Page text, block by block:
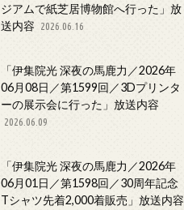
ジアムで紙芝居博物館へ行った」放
送内容
2026.06.16
「伊集院光 深夜の馬鹿力／2026年
06月08日／第1599回／3Dプリンタ
ーの展示会に行った」放送内容
2026.06.09
「伊集院光 深夜の馬鹿力／2026年
06月01日／第1598回／30周年記念
Tシャツ先着2,000着販売」放送内容